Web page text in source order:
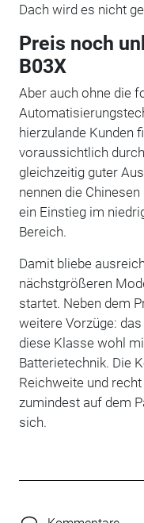
Dach wird es nicht
Preis noch
B03X
Aber auch ohne die
hierzulande Kunden
voraussichtlich
gleichzeitig guter
nennen die
ein Einstieg im
Bereich.
Damit bliebe
nächstgrößeren
startet. Neben dem
weitere Vorzüge:
diese Klasse wohl
Batterietechnik. Die
Reichweite und
zumindest auf dem
sich.